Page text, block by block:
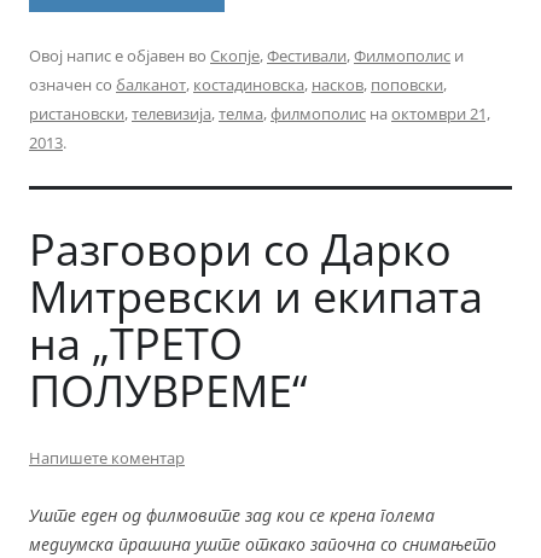
Овој напис е објавен во Скопје,Фестивали,Филмополис и
означен со балканот, костадиновска, насков, поповски,
ристановски,телевизија,телма,филмополис на октомври 21,
2013.
Разговори со Дарко
Митревски и екипата
на „ТРЕТО
ПОЛУВРЕМЕ“
Напишете коментар
Уште еден од филмовите зад кои се крена голема
медиумска прашина уште откако започна со снимањето